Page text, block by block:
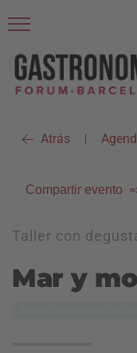
Atrás |
Compartir evento
Taller con
Mar y